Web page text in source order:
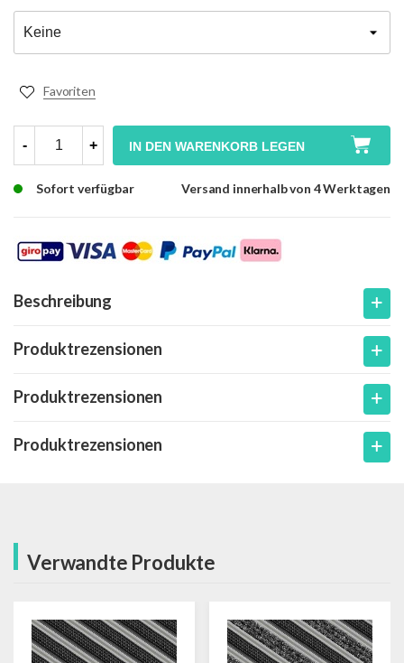
Favoriten
- + IN DEN WARENKORB LEGEN
Sofort verfügbar Versand innerhalb von 4 Werktagen
Beschreibung
Produktrezensionen
Produktrezensionen
Produktrezensionen
Verwandte Produkte